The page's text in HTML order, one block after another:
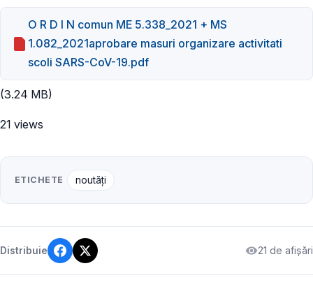
O R D I N comun ME 5.338_2021 + MS
1.082_2021aprobare masuri organizare activitati
scoli SARS-CoV-19.pdf
(3.24 MB)
21 views
ETICHETE noutăți
Distribuie 21 de afișări